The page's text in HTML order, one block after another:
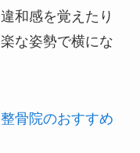
和感を覚えたり
な姿勢で横にな
骨院のおすすめ